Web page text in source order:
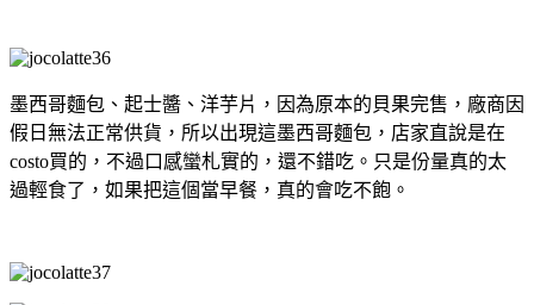
墨西哥麵包、起士醬、洋芋片，因為原本的貝果完售，廠商因
假日無法正常供貨，所以出現這墨西哥麵包，店家直說是在
costo買的，不過口感蠻札實的，還不錯吃。只是份量真的太
過輕食了，如果把這個當早餐，真的會吃不飽。